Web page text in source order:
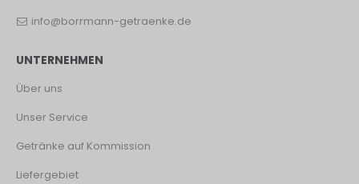
info@borrmann-getraenke.de
UNTERNEHMEN
Über uns
Unser Service
Getränke auf Kommission
Liefergebiet